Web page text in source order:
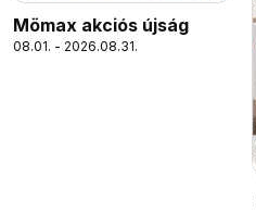
Mömax akciós újság
08.01. - 2026.08.31.